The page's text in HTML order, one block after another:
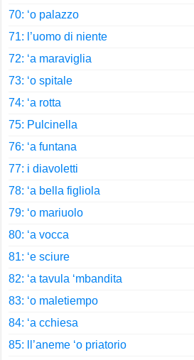
70: ‘o palazzo
71: l’uomo di niente
72: ‘a maraviglia
73: ‘o spitale
74: ‘a rotta
75: Pulcinella
76: ‘a funtana
77: i diavoletti
78: ‘a bella figliola
79: ‘o mariuolo
80: ‘a vocca
81: ‘e sciure
82: ‘a tavula ‘mbandita
83: ‘o maletiempo
84: ‘a cchiesa
85: ll’aneme ‘o priatorio